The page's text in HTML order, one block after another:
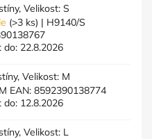
Velikost: S
(>3 ks) | H9140/S
do: 22.8.2026
Velikost: M
EAN: 8592390138774
do: 12.8.2026
Velikost: L